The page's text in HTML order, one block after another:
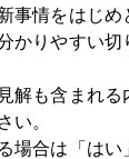
席で高みの見
はブラックフ
事情をはじめ
かりやすい切
解も含まれ
い。
場合は「はい